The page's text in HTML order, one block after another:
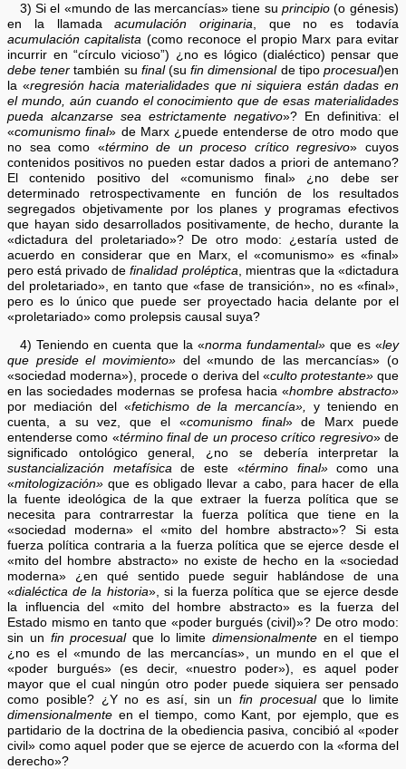
3) Si el «mundo de las mercancías» tiene suprincipio (o génesis)
en la llamadaacumulación originaria , que no es todavía
acumulación capitalista (como reconoce el propio Marx para evitar
incurrir en “círculo vicioso”) ¿no es lógico (dialéctico) pensar que
debe tener también su final(sufin dimensionalde tipo procesual)en
la «regresión hacia materialidades que ni siquiera están dadas en
el mundo, aún cuando el conocimiento que de esas materialidades
pueda alcanzarse sea estrictamente negativo»? En definitiva: el
«comunismo final» de Marx ¿puede entenderse de otro modo que
no sea como «término de un proceso crítico regresivo» cuyos
contenidos positivos no pueden estar dados a priori de antemano?
El contenido positivo del «comunismo final» ¿no debe ser
determinado retrospectivamente en función de los resultados
segregados objetivamente por los planes y programas efectivos
que hayan sido desarrollados positivamente, de hecho, durante la
«dictadura del proletariado»? De otro modo: ¿estaría usted de
acuerdo en considerar que en Marx, el «comunismo» es «final»
pero está privado definalidad proléptica , mientras que la «dictadura
del proletariado», en tanto que «fase de transición», no es «final»,
pero es lo único que puede ser proyectado hacia delante por el
«proletariado» como prolepsis causal suya?
4) Teniendo en cuenta que la «norma fundamental» que es «ley
que preside el movimiento» del «mundo de las mercancías» (o
«sociedad moderna»), procede o deriva del «culto protestante»que
en las sociedades modernas se profesa hacia «hombre abstracto»
por mediación del «fetichismo de la mercancía»,y teniendo en
cuenta, a su vez, que el «comunismo final» de Marx puede
entenderse como «término final de un proceso crítico regresivo» de
significado ontológico general, ¿no se debería interpretar la
sustancialización metafísica de este «término final»como una
«mitologización» que es obligado llevar a cabo, para hacer de ella
la fuente ideológica de la que extraer la fuerza política que se
necesita para contrarrestar la fuerza política que tiene en la
«sociedad moderna» el «mito del hombre abstracto»? Si esta
fuerza política contraria a la fuerza política que se ejerce desde el
«mito del hombre abstracto» no existe de hecho en la «sociedad
moderna» ¿en qué sentido puede seguir hablándose de una
«dialéctica de la historia», si la fuerza política que se ejerce desde
la influencia del «mito del hombre abstracto» es la fuerza del
Estado mismo en tanto que «poder burgués (civil)»? De otro modo:
sin un fin procesualque lo limite dimensionalmente en el tiempo
¿no es el «mundo de las mercancías», un mundo en el que el
«poder burgués» (es decir, «nuestro poder»), es aquel poder
mayor que el cual ningún otro poder puede siquiera ser pensado
como posible? ¿Y no es así, sin un fin procesualque lo limite
dimensionalmente en el tiempo, como Kant, por ejemplo, que es
partidario de la doctrina de la obediencia pasiva, concibió al «poder
civil» como aquel poder que se ejerce de acuerdo con la «forma del
derecho»?